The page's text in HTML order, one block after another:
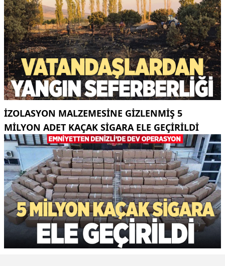
İZOLASYON MALZEMESINE GIZLENMIŞ 5
MILYON ADET KAÇAK SIGARA ELE GEÇIRILDI